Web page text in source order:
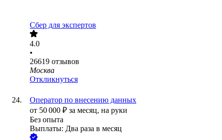
Сбер для экспертов
4.0
•
26619 отзывов
Москва
Откликнуться
Оператор по внесению данных
от 50 000 ₽ за месяц, на руки
Без опыта
Выплаты: Два раза в месяц